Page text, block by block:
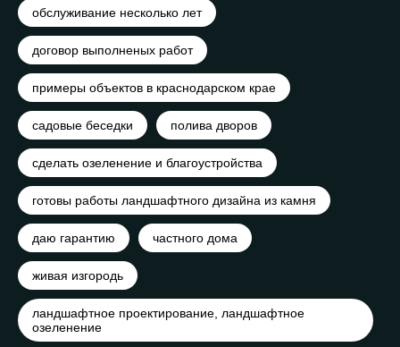
обслуживание несколько лет
договор выполненых работ
примеры объектов в краснодарском крае
садовые беседки полива дворов
сделать озеленение и благоустройства
готовы работы ландшафтного дизайна из камня
даю гарантию частного дома
живая изгородь
ландшафтное проектирование, ландшафтное
озеленение